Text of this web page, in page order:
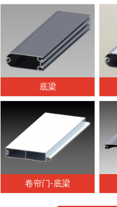
底梁
卷帘门-底梁